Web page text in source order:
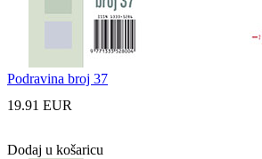
Podravina broj 37
19.91 EUR
Dodaj u košaricu